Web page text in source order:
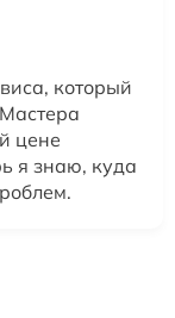
который
цене
я знаю, куда